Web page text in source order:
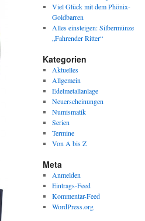
Viel Glück mit dem Phönix-
Goldbarren
Alles einsteigen: Silbermünze
„Fahrender Ritter“
Kategorien
Aktuelles
Allgemein
Edelmetallanlage
Neuerscheinungen
Numismatik
Serien
Termine
Von A bis Z
Meta
Anmelden
Eintrags-Feed
Kommentar-Feed
WordPress.org